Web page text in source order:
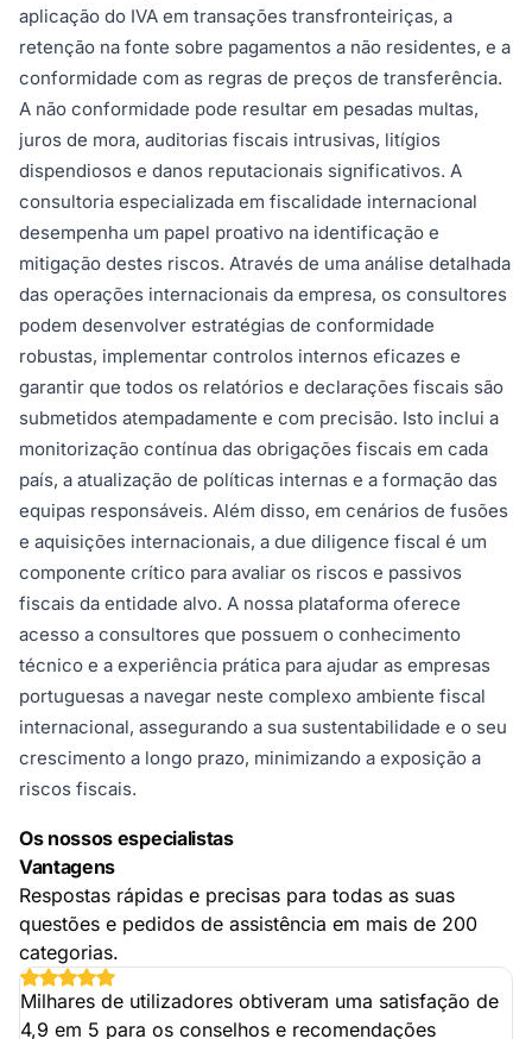
aplicação do IVA em transações transfronteiriças, a
retenção na fonte sobre pagamentos a não residentes, e a
conformidade com as regras de preços de transferência.
A não conformidade pode resultar em pesadas multas,
juros de mora, auditorias fiscais intrusivas, litígios
dispendiosos e danos reputacionais significativos. A
consultoria especializada em fiscalidade internacional
desempenha um papel proativo na identificação e
mitigação destes riscos. Através de uma análise detalhada
das operações internacionais da empresa, os consultores
podem desenvolver estratégias de conformidade
robustas, implementar controlos internos eficazes e
garantir que todos os relatórios e declarações fiscais são
submetidos atempadamente e com precisão. Isto inclui a
monitorização contínua das obrigações fiscais em cada
país, a atualização de políticas internas e a formação das
equipas responsáveis. Além disso, em cenários de fusões
e aquisições internacionais, a due diligence fiscal é um
componente crítico para avaliar os riscos e passivos
fiscais da entidade alvo. A nossa plataforma oferece
acesso a consultores que possuem o conhecimento
técnico e a experiência prática para ajudar as empresas
portuguesas a navegar neste complexo ambiente fiscal
internacional, assegurando a sua sustentabilidade e o seu
crescimento a longo prazo, minimizando a exposição a
riscos fiscais.
Os nossos especialistas
Vantagens
Respostas rápidas e precisas para todas as suas
questões e pedidos de assistência em mais de 200
categorias.
Milhares de utilizadores obtiveram uma satisfação de
4,9 em 5 para os conselhos e recomendações